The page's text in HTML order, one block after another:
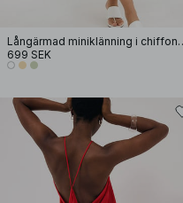
Långärmad
699 SEK